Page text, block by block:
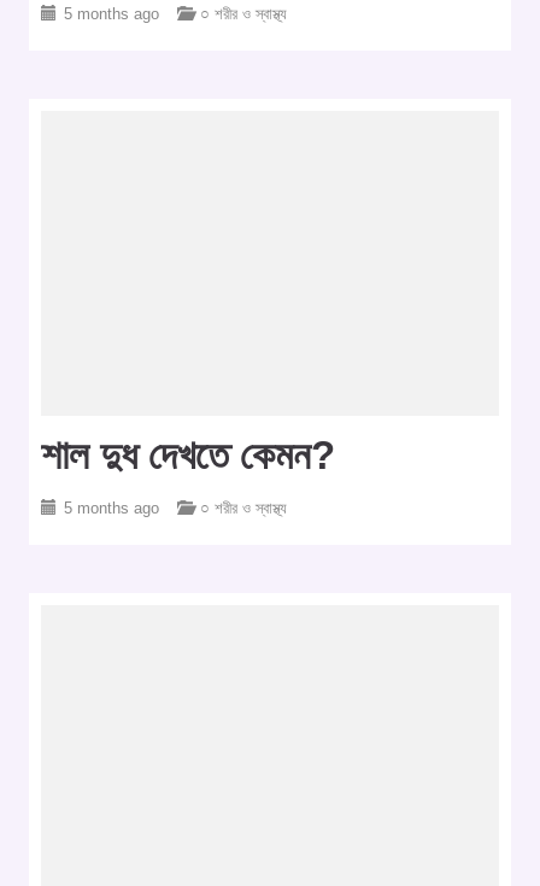
5 months ago ○ শরীর ও স্বাস্থ্য
শাল দুধ দেখতে কেমন?
5 months ago ○ শরীর ও স্বাস্থ্য